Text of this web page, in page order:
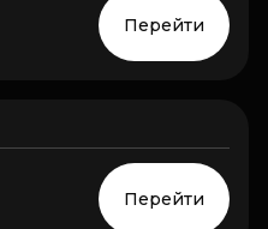
Перейти
Перейти